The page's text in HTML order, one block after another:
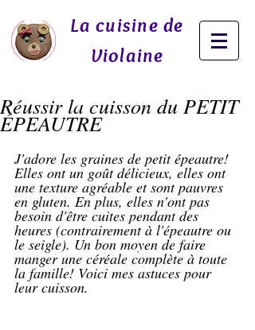
La cuisine de
Violaine
Réussir la cuisson du PETIT
ÉPEAUTRE
J'adore les graines de petit épeautre!
Elles ont un goût délicieux, elles ont
une texture agréable et sont pauvres
en gluten. En plus, elles n'ont pas
besoin d'être cuites pendant des
heures (contrairement à l'épeautre ou
le seigle). Un bon moyen de faire
manger une céréale complète à toute
la famille! Voici mes astuces pour
leur cuisson.